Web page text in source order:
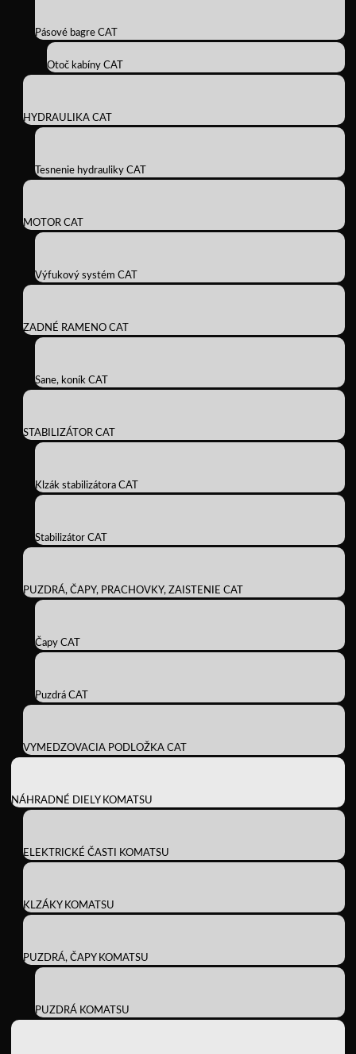
Pásové bagre CAT
Otoč kabíny CAT
HYDRAULIKA CAT
Tesnenie hydrauliky CAT
MOTOR CAT
Výfukový systém CAT
ZADNÉ RAMENO CAT
Sane, koník CAT
STABILIZÁTOR CAT
Klzák stabilizátora CAT
Stabilizátor CAT
PUZDRÁ, ČAPY, PRACHOVKY, ZAISTENIE CAT
Čapy CAT
Puzdrá CAT
VYMEDZOVACIA PODLOŽKA CAT
NÁHRADNÉ DIELY KOMATSU
ELEKTRICKÉ ČASTI KOMATSU
KLZÁKY KOMATSU
PUZDRÁ, ČAPY KOMATSU
PUZDRÁ KOMATSU